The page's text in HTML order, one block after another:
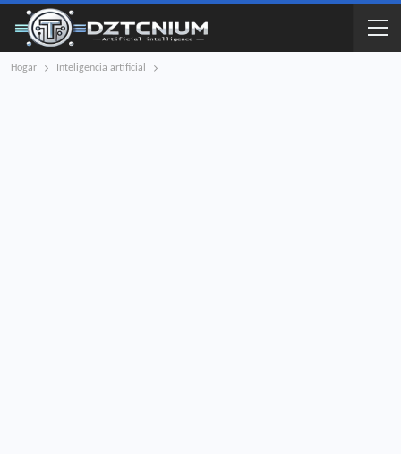
Hogar Inteligencia artificial